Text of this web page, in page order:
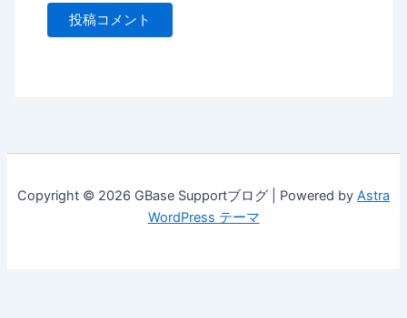
Copyright © 2026 GBase Supportブログ | Powered by Astra
WordPress テーマ